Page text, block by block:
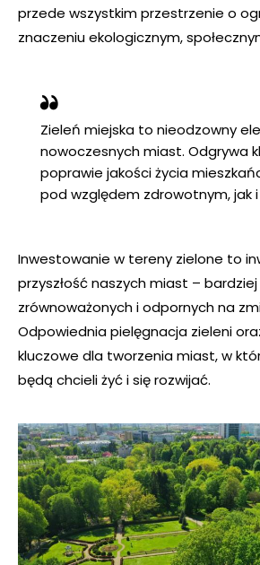
przede wszystkim przestrzenie o
znaczeniu ekologicznym,
Zieleń miejska to nieodzowny
nowoczesnych miast. Odgrywa
poprawie jakości życia
pod względem zdrowotnym, jak i
Inwestowanie w tereny zielone to
przyszłość naszych miast –
zrównoważonych i odpornych na
Odpowiednia pielęgnacja zieleni
kluczowe dla tworzenia miast, w
będą chcieli żyć i się rozwijać.